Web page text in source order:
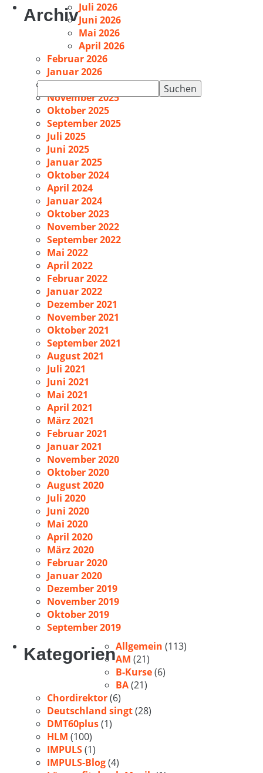
Suchen
nach:
ArchivJuli 2026
Juni 2026
Mai 2026
April 2026
Februar 2026
Januar 2026
Dezember 2025
November 2025
Oktober 2025
September 2025
Juli 2025
Juni 2025
Januar 2025
Oktober 2024
April 2024
Januar 2024
Oktober 2023
November 2022
September 2022
Mai 2022
April 2022
Februar 2022
Januar 2022
Dezember 2021
November 2021
Oktober 2021
September 2021
August 2021
Juli 2021
Juni 2021
Mai 2021
April 2021
März 2021
Februar 2021
Januar 2021
November 2020
Oktober 2020
August 2020
Juli 2020
Juni 2020
Mai 2020
April 2020
März 2020
Februar 2020
Januar 2020
Dezember 2019
November 2019
Oktober 2019
September 2019
KategorienAllgemein (113)
AM (21)
B-Kurse(6)
BA(21)
Chordirektor(6)
Deutschland singt(28)
DMT60plus(1)
HLM (100)
IMPULS(1)
IMPULS-Blog(4)